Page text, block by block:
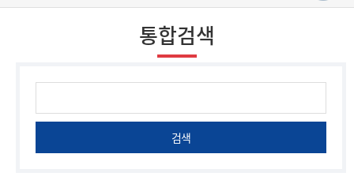
통합검색
검색